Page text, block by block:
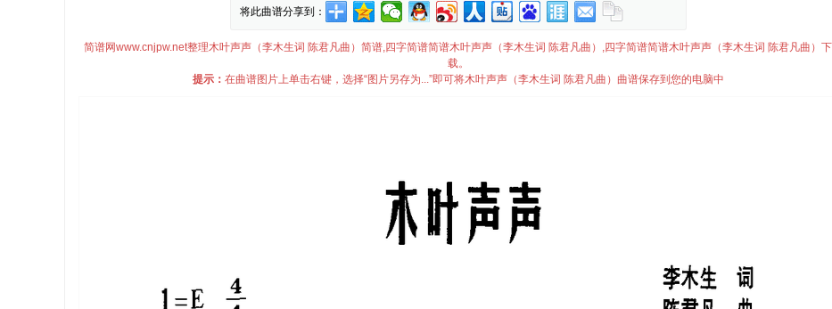
将此曲谱分享到：
简谱网www.cnjpw.net整理木叶声声（李木生词 陈君凡曲）简谱,四字简谱简谱木叶声声（李木生词 陈君凡曲）,四字简谱简谱木叶声声（李木生词 陈君凡曲）下
载。
提示： 在曲谱图片上单击右键，选择“图片另存为...”即可将木叶声声（李木生词 陈君凡曲）曲谱保存到您的电脑中